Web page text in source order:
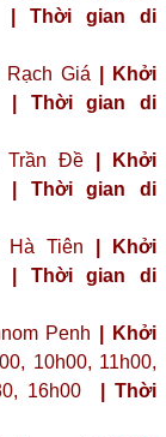
| Thời gian di
Giá
| Khởi
| Thời gian di
Đề
| Khởi
| Thời gian di
Hà Tiên
| Khởi
| Thời gian di
Penh
| Khởi
10h00, 11h00,
16h00
| Thời